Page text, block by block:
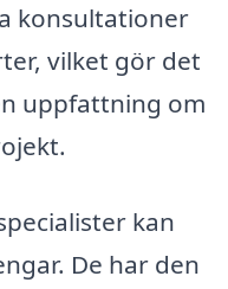
konsultationer
vilket gör det
uppfattning om
kan
De har den